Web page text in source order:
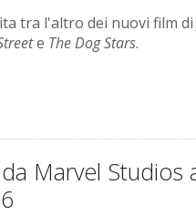
tra l'altro dei nuovi film di
e The Dog Stars.
Marvel Studios